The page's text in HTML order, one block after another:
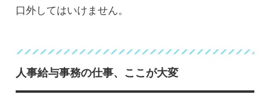
口外してはいけません。
人事給与事務の仕事、ここが大変